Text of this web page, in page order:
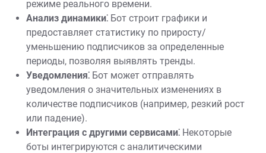
режиме реального времени.
Анализ динамики⁚ Бот строит графики и
предоставляет статистику по приросту/
уменьшению подписчиков за определенные
периоды, позволяя выявлять тренды.
Уведомления⁚ Бот может отправлять
уведомления о значительных изменениях в
количестве подписчиков (например, резкий рост
или падение).
Интеграция с другими сервисами⁚ Некоторые
боты интегрируются с аналитическими